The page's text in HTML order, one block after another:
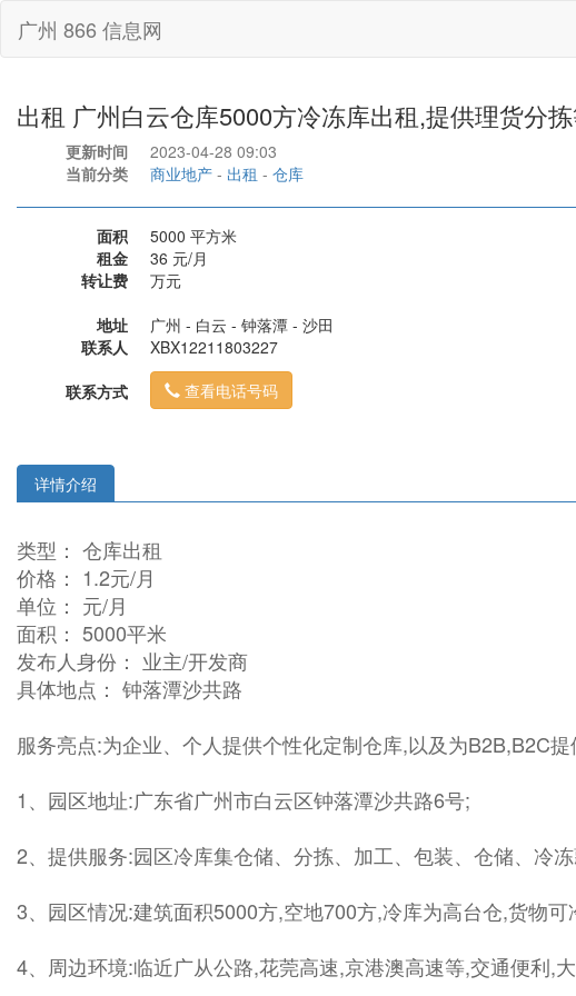
广州 866 信息网
出租 广州白云仓库5000方冷冻库出租,提供理货分
更新时间
2023-04-28 09:03
当前分类
商业地产 - 出租 - 仓库
面积
5000 平方米
租金
36 元/月
转让费
万元
地址
广州 - 白云 - 钟落潭 - 沙田
联系人
XBX12211803227
联系方式
查看电话号码
详情介绍
类型： 仓库出租
价格： 1.2元/月
单位： 元/月
面积： 5000平米
发布人身份： 业主/开发商
具体地点： 钟落潭沙共路
服务亮点:为企业、个人提供个性化定制仓库,以及为B2B,B2C
1、园区地址:广东省广州市白云区钟落潭沙共路6号;
2、提供服务:园区冷库集仓储、分拣、加工、包装、仓储、冷
3、园区情况:建筑面积5000方,空地700方,冷库为高台仓,货物
4、周边环境:临近广从公路,花莞高速,京港澳高速等,交通便利,